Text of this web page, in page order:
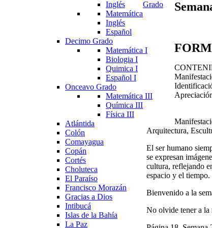
Inglés
Grado
Matemática
Inglés
Español
Decimo Grado
Matemática I
Biologia I
Quimica I
Español I
Onceavo Grado
Matemática III
Química III
Física III
Atlántida
Colón
Comayagua
Copán
Cortés
Choluteca
El Paraíso
Francisco Morazán
Gracias a Dios
Intibucá
Islas de la Bahía
La Paz
Arquitectura,
El ser humano
se expresan
cultura, reflejando
espacio y el tiempo.
Bienvenido a la
No olvide tener a la